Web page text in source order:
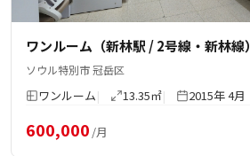
ワンルーム（新林駅 / 2号線・新林線）
ソウル特別市 冠岳区
ワンルーム 13.35㎡ 2015年 4月
600,000 /月